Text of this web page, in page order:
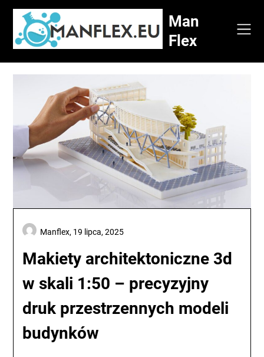
Skip
content
Man
Flex
Makiety architektoniczne 3d
w skali 1:50 – precyzyjny
druk przestrzennych modeli
budynków
Manflex, 19 lipca, 2025